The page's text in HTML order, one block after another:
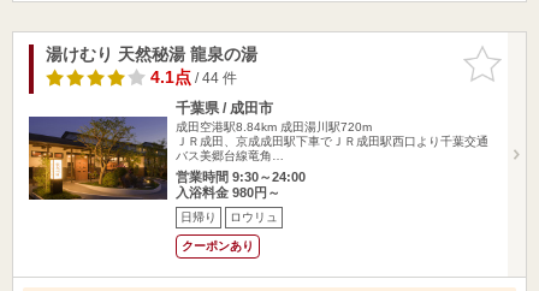
お気に入
りに追加
湯けむり 天然秘湯 龍泉の湯
4.1点/ 44 件
千葉県 / 成田市
成田空港駅8.84km 成田湯川駅720m
ＪＲ成田、京成成田駅下車でＪＲ成田駅西口より千葉交通
バス美郷台線竜角…
営業時間 9:30～24:00
入浴料金 980円～
日帰り ロウリュ
クーポンあり